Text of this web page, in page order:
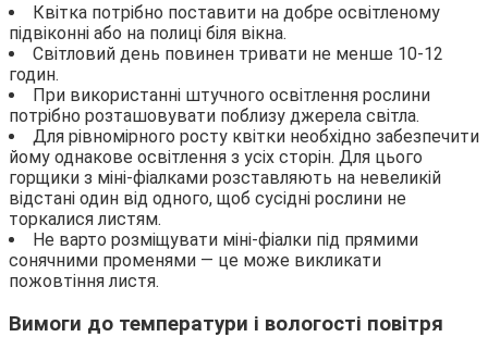
Квітка потрібно поставити на добре освітленому
підвіконні або на полиці біля вікна.
Світловий день повинен тривати не менше 10-12
годин.
При використанні штучного освітлення рослини
потрібно розташовувати поблизу джерела світла.
Для рівномірного росту квітки необхідно забезпечити
йому однакове освітлення з усіх сторін. Для цього
горщики з міні-фіалками розставляють на невеликій
відстані один від одного, щоб сусідні рослини не
торкалися листям.
Не варто розміщувати міні-фіалки під прямими
сонячними променями — це може викликати
пожовтіння листя.
Вимоги до температури і вологості повітря